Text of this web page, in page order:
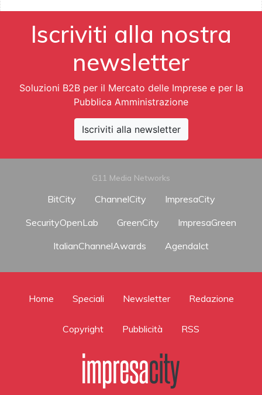
Iscriviti alla nostra
newsletter
Soluzioni B2B per il Mercato delle Imprese e per la
Pubblica Amministrazione
Iscriviti alla newsletter
G11 Media Networks
BitCity ChannelCity
ImpresaCity
SecurityOpenLab
GreenCity
ImpresaGreen
ItalianChannelAwards
AgendaIct
Home Speciali Newsletter Redazione
Copyright Pubblicità RSS